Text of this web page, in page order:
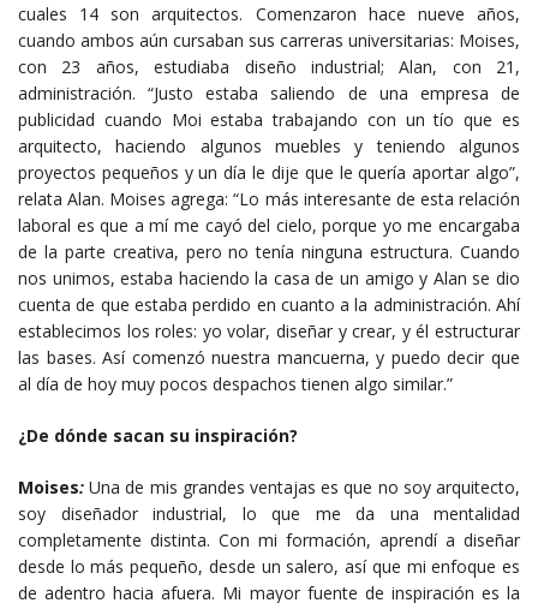
cuales 14 son arquitectos. Comenzaron hace nueve años,
cuando ambos aún cursaban sus carreras universitarias: Moises,
con 23 años, estudiaba diseño industrial; Alan, con 21,
administración. “Justo estaba saliendo de una empresa de
publicidad cuando Moi estaba trabajando con un tío que es
arquitecto, haciendo algunos muebles y teniendo algunos
proyectos pequeños y un día le dije que le quería aportar algo”,
relata Alan. Moises agrega: “Lo más interesante de esta relación
laboral es que a mí me cayó del cielo, porque yo me encargaba
de la parte creativa, pero no tenía ninguna estructura. Cuando
nos unimos, estaba haciendo la casa de un amigo y Alan se dio
cuenta de que estaba perdido en cuanto a la administración. Ahí
establecimos los roles: yo volar, diseñar y crear, y él estructurar
las bases. Así comenzó nuestra mancuerna, y puedo decir que
al día de hoy muy pocos despachos tienen algo similar.”
¿De dónde sacan su inspiración?
Moises: Una de mis grandes ventajas es que no soy arquitecto,
soy diseñador industrial, lo que me da una mentalidad
completamente distinta. Con mi formación, aprendí a diseñar
desde lo más pequeño, desde un salero, así que mi enfoque es
de adentro hacia afuera. Mi mayor fuente de inspiración es la